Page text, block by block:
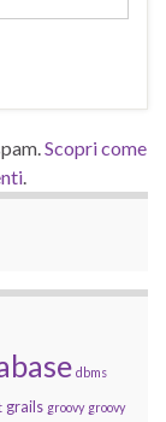
Scopri come
.
dbms
grails groovy groovy